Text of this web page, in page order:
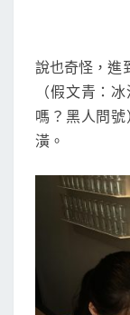
說也奇怪，進
（假文青：
嗎？黑人問
潢。